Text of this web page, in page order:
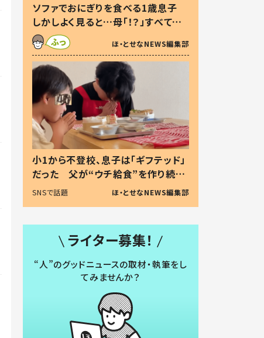
ソファでおにぎりを食べる1歳息子
しかしよく見ると…母「！？」すべてを
察した母の投稿に「可愛いから許
す！」「現行犯〜」
ほ・とせなNEWS編集部
小1から不登校、息子は「ギフテッド」
だった 父が“ウチ給食”を作り続け
る理由とは #令和の親 #令和の子
SNSで話題 ほ・とせなNEWS編集部
ライター募集！
“人”のグッドニュースの取材・執筆をし
てみませんか？